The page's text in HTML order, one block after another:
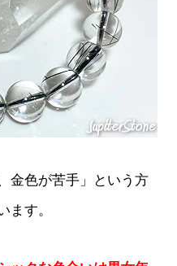
金色が苦手」という方
ます。